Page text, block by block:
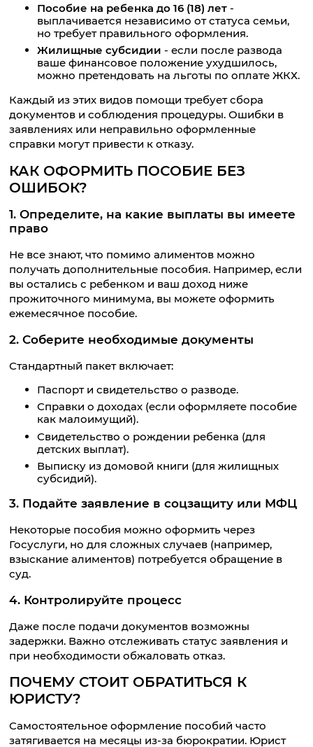
Пособие на ребенка до 16 (18) лет -
выплачивается независимо от статуса семьи,
но требует правильного оформления.
Жилищные субсидии - если после развода
ваше финансовое положение ухудшилось,
можно претендовать на льготы по оплате ЖКХ.
Каждый из этих видов помощи требует сбора
документов и соблюдения процедуры. Ошибки в
заявлениях или неправильно оформленные
справки могут привести к отказу.
КАК ОФОРМИТЬ ПОСОБИЕ БЕЗ
ОШИБОК?
1. Определите, на какие выплаты вы имеете
право
Не все знают, что помимо алиментов можно
получать дополнительные пособия. Например, если
вы остались с ребенком и ваш доход ниже
прожиточного минимума, вы можете оформить
ежемесячное пособие.
2. Соберите необходимые документы
Стандартный пакет включает:
Паспорт и свидетельство о разводе.
Справки о доходах (если оформляете пособие
как малоимущий).
Свидетельство о рождении ребенка (для
детских выплат).
Выписку из домовой книги (для жилищных
субсидий).
3. Подайте заявление в соцзащиту или МФЦ
Некоторые пособия можно оформить через
Госуслуги, но для сложных случаев (например,
взыскание алиментов) потребуется обращение в
суд.
4. Контролируйте процесс
Даже после подачи документов возможны
задержки. Важно отслеживать статус заявления и
при необходимости обжаловать отказ.
ПОЧЕМУ СТОИТ ОБРАТИТЬСЯ К
ЮРИСТУ?
Самостоятельное оформление пособий часто
затягивается на месяцы из-за бюрократии. Юрист